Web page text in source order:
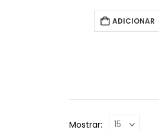
ADICIONAR
Mostrar: